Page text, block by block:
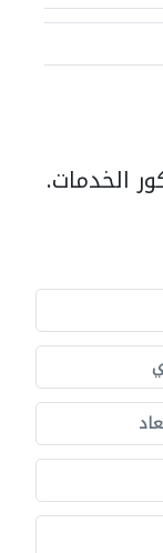
الخدمات.